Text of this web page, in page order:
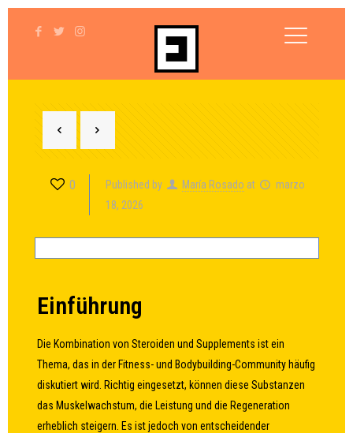
0 Published by María Rosado at
marzo
18, 2026
Einführung
Die Kombination von Steroiden und Supplements ist ein
Thema, das in der Fitness- und Bodybuilding-Community häufig
diskutiert wird. Richtig eingesetzt, können diese Substanzen
das Muskelwachstum, die Leistung und die Regeneration
erheblich steigern. Es ist jedoch von entscheidender